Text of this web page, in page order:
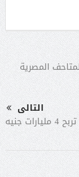
المصرية
التالى
جنيه